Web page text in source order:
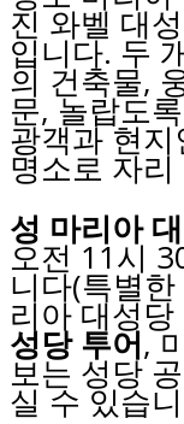
진 와벨 대
입니다. 두
의 건축물,
문, 놀랍도
광객과 현
명소로 자
성 마리아
오전 11시
니다(특별
리아 대성
성당 투어,
보는 성당
실 수 있습